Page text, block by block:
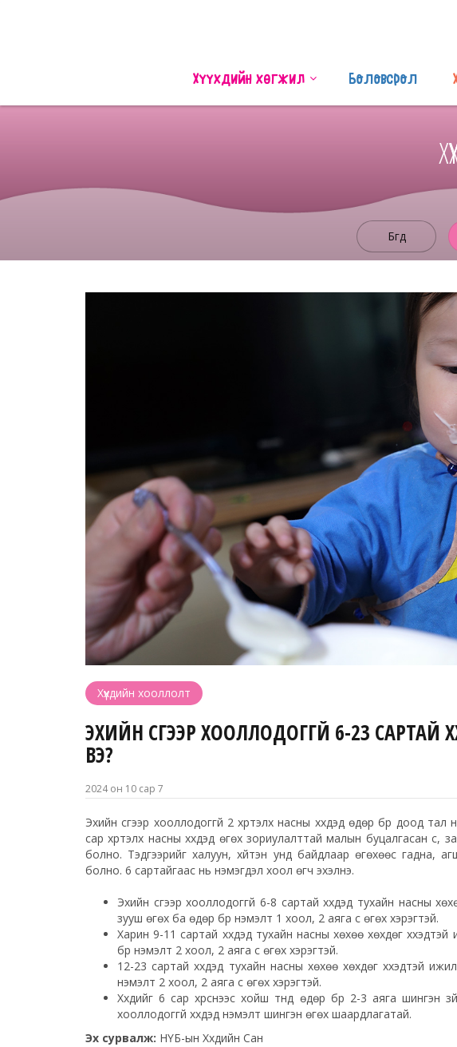
Хүүхдийн хөгжил Боловсрол
Бүгд
Хүүхдийн хооллолт
ЭХИЙН СҮҮГЭЭР ХООЛЛОДОГГҮЙ 6-23 САРТАЙ
ВЭ?
2024 он 10 сар 7
Эхийн сүүгээр хооллодоггүй 2 хүртэлх насны хүүхдэд өдөр бүр доод
сар хүртэлх насны хүүхдэд өгөх зориулалттай малын буцалгасан сүү,
болно. Тэдгээрийг халуун, хүйтэн унд байдлаар өгөхөөс гадна,
болно. 6 сартайгаас нь нэмэгдэл хоол өгч эхэлнэ.
Эхийн сүүгээр хооллодоггүй 6-8 сартай хүүхдэд тухайн насны
зууш өгөх ба өдөр бүр нэмэлт 1 хоол, 2 аяга сүү өгөх хэрэгтэй.
Харин 9-11 сартай хүүхдэд тухайн насны хөхөө хөхдөг
бүр нэмэлт 2 хоол, 2 аяга сүү өгөх хэрэгтэй.
12-23 сартай хүүхдэд тухайн насны хөхөө хөхдөг хүүхэдтэй
нэмэлт 2 хоол, 2 аяга сүү өгөх хэрэгтэй.
Хүүхдийг 6 сар хүрснээс хойш түүнд өдөр бүр 2-3 аяга шингэн
хооллодоггүй хүүхдэд нэмэлт шингэн өгөх шаардлагатай.
Эх сурвалж: НҮБ-ын Хүүхдийн Сан